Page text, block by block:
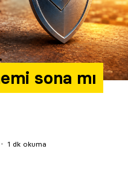
sona mı
1 dk okuma